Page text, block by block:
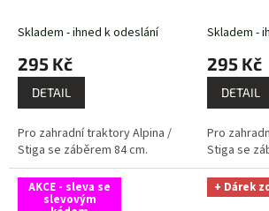
3084H
Skladem - ihned k odeslání
295 Kč
DETAIL
Pro zahradní traktory Alpina /
Stiga se záběrem 84 cm.
3084,
Skladem -
295 Kč
DETAIL
Pro
Stiga se
AKCE - sleva se
slevovým
+ Dárek